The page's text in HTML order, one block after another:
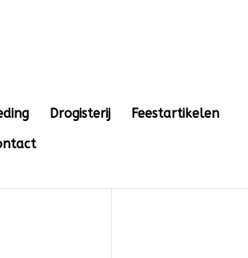
Drogisterij
Feestartikelen